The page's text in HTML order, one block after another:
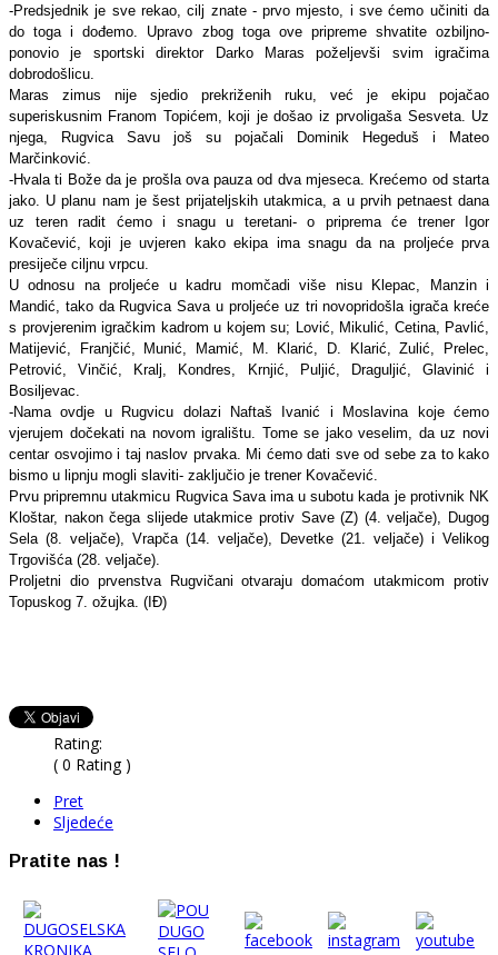
-Predsjednik je sve rekao, cilj znate - prvo mjesto, i sve ćemo učiniti da
do toga i dođemo. Upravo zbog toga ove pripreme shvatite ozbiljno-
ponovio je sportski direktor Darko Maras poželjevši svim igračima
dobrodošlicu.
Maras zimus nije sjedio prekriženih ruku, već je ekipu pojačao
superiskusnim Franom Topićem, koji je došao iz prvoligaša Sesveta. Uz
njega, Rugvica Savu još su pojačali Dominik Hegeduš i Mateo
Marčinković.
-Hvala ti Bože da je prošla ova pauza od dva mjeseca. Krećemo od starta
jako. U planu nam je šest prijateljskih utakmica, a u prvih petnaest dana
uz teren radit ćemo i snagu u teretani- o priprema će trener Igor
Kovačević, koji je uvjeren kako ekipa ima snagu da na proljeće prva
presiječe ciljnu vrpcu.
U odnosu na proljeće u kadru momčadi više nisu Klepac, Manzin i
Mandić, tako da Rugvica Sava u proljeće uz tri novopridošla igrača kreće
s provjerenim igračkim kadrom u kojem su; Lović, Mikulić, Cetina, Pavlić,
Matijević, Franjčić, Munić, Mamić, M. Klarić, D. Klarić, Zulić, Prelec,
Petrović, Vinčić, Kralj, Kondres, Krnjić, Puljić, Draguljić, Glavinić i
Bosiljevac.
-Nama ovdje u Rugvicu dolazi Naftaš Ivanić i Moslavina koje ćemo
vjerujem dočekati na novom igralištu. Tome se jako veselim, da uz novi
centar osvojimo i taj naslov prvaka. Mi ćemo dati sve od sebe za to kako
bismo u lipnju mogli slaviti- zaključio je trener Kovačević.
Prvu pripremnu utakmicu Rugvica Sava ima u subotu kada je protivnik NK
Kloštar, nakon čega slijede utakmice protiv Save (Z) (4. veljače), Dugog
Sela (8. veljače), Vrapča (14. veljače), Devetke (21. veljače) i Velikog
Trgovišća (28. veljače).
Proljetni dio prvenstva Rugvičani otvaraju domaćom utakmicom protiv
Topuskog 7. ožujka. (IĐ)
Rating:
( 0 Rating )
Pret
Sljedeće
Pratite nas !